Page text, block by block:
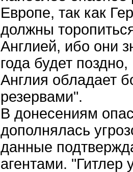
Европе, так как
должны
Англией, ибо они
года будет поздно,
Англия обладает
резервами".
В донесениям
дополнялась
данные
агентами. "Гитлер